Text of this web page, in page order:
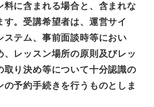
料に含まれる場合と、含まれな
す。受講希望者は、運営サイ
ステム、事前面談時等におい
、レッスン場所の原則及びレッ
取り決め等について十分認識の
の予約手続きを行うものとしま